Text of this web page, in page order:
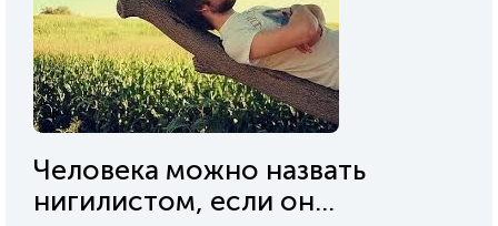
Человека можно назвать
нигилистом, если он...